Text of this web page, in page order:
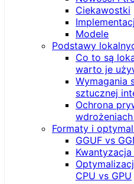
Ciekawostki
Modele
Podstawy
Co to są
warto je
Wymagania
sztucznej
Ochrona
wdrożeniach
Formaty i
GGUF vs
CPU vs GPU